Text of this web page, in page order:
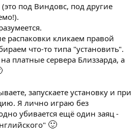
под Виндовс, под другие
распаковки кликаем правой
что-то типа "установить".
платные сервера Близзарда, а
запускаете установку и при
Я лично играю без
убивается ещё один заяц -
🙂